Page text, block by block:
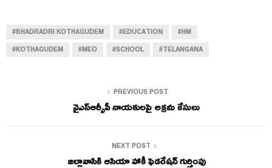
#BHADRADRI KOTHAGUDEM #EDUCATION
#HM
#KOTHAGUDEM
#MEO #SCHOOL #TELANGANA
PREVIOUS POST
వైఎస్ఆర్సీపీ నాయకులపై అక్రమ కేసులు
NEXT POST
జల్లావాసికి ఆసియా హాకీ ఫెడరేషన్ గుర్తింపు